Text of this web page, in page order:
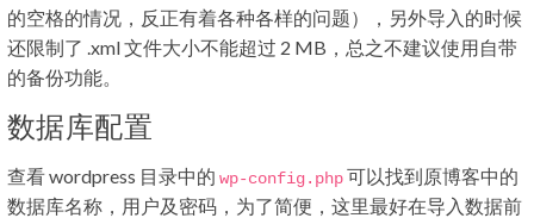
的空格的情况，反正有着各种各样的问题），另外导入的时候
还限制了 .xml 文件大小不能超过 2 MB，总之不建议使用自带
的备份功能。
数据库配置
查看 wordpress 目录中的 wp-config. php可以找到原博客中的
数据库名称，用户及密码，为了简便，这里最好在导入数据前